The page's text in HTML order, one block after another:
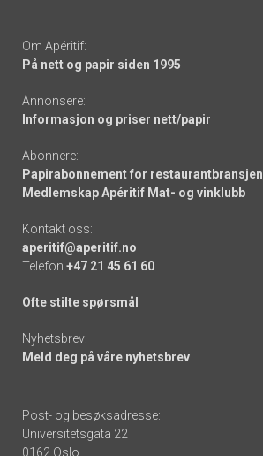
Om Apéritif:
På nett og papir siden 1995
Annonsere:
Informasjon og priser nett/papir
Abonnere:
Papirabonnement for restaurantbransjen
Medlemskap Apéritif Mat- og vinklubb
Kontakt oss:
aperitif@aperitif.no
Telefon +47 21 45 61 60
Ofte stilte spørsmål
Nyhetsbrev:
Meld deg på våre nyhetsbrev
Post- og besøksadresse:
Universitetsgata 22
0162 Oslo